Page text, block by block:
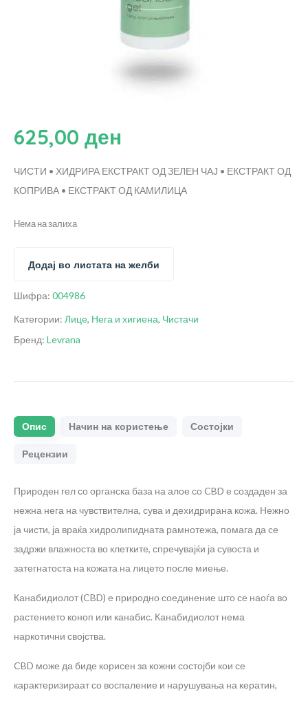
625,00 ден
ЧИСТИ • ХИДРИРА ЕКСТРАКТ ОД ЗЕЛЕН ЧАЈ • ЕКСТРАКТ ОД
КОПРИВА • ЕКСТРАКТ ОД КАМИЛИЦА
Нема на залиха
Додај во листата на желби
Шифра: 004986
Категории: Лице, Нега и хигиена, Чистачи
Бренд: Levrana
Опис Начин на користење Состојки
Рецензии
Природен гел со органска база на алое со CBD е создаден за
нежна нега на чувствителна, сува и дехидрирана кожа. Нежно
ја чисти, ја враќа хидролипидната рамнотежа, помага да се
задржи влажноста во клетките, спречувајќи ја сувоста и
затегнатоста на кожата на лицето после миење.
Канабидиолот (CBD) е природно соединение што се наоѓа во
растението коноп или канабис. Канабидиолот нема
наркотични својства.
CBD може да биде корисен за кожни состојби кои се
карактеризираат со воспаление и нарушувања на кератин,